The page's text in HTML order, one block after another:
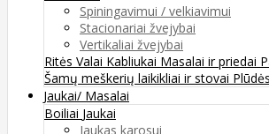
Spiningavimui / velkiavimui
Stacionariai žvejybai
Vertikaliai žvejybai
Ritės Valai Kabliukai Masalai ir priedai
Šamų meškerių laikikliai ir stovai Plūdės
Jaukai/ Masalai
Boiliai Jaukai
Jaukas karosui